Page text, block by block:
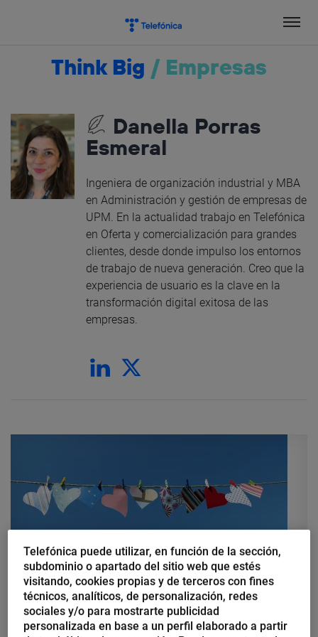
Think Big / Empresas
Danella Porras
Esmeral
Ingeniera de organización industrial y MBA
en Administración y gestión de empresas de
UPM. En la actualidad trabajo en Telefónica
en Oferta y comercialización para grandes
clientes, desde donde impulso los entornos
de trabajo de nueva generación. Creo que la
experiencia de usuario es la clave en la
transformación digital exitosa de las
empresas.
Danella Porras Esmeral
Cómo sacar el mayor partido de
Telefónica puede utilizar, en función de la sección,
subdominio o apartado del sitio web que estés
visitando, cookies propias y de terceros con fines
técnicos, analíticos, de personalización, redes
sociales y/o para mostrarte publicidad
personalizada en base a un perfil elaborado a partir